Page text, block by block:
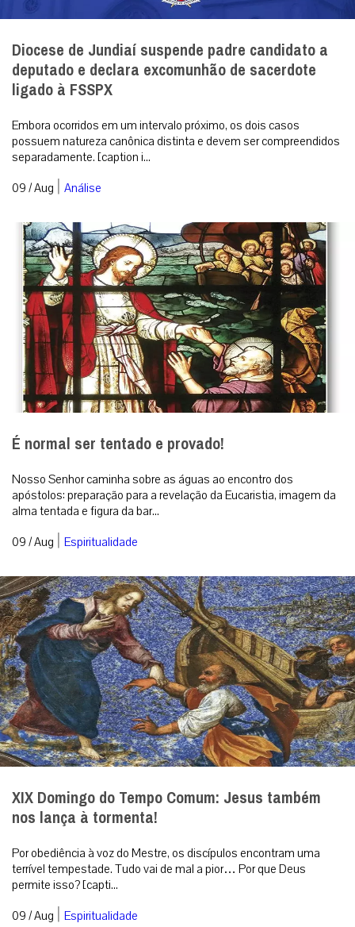
Diocese de Jundiaí suspende padre candidato a
deputado e declara excomunhão de sacerdote
ligado à FSSPX
Embora ocorridos em um intervalo próximo, os dois casos
possuem natureza canônica distinta e devem ser compreendidos
separadamente. [caption i...
09 / Aug | Análise
É normal ser tentado e provado!
Nosso Senhor caminha sobre as águas ao encontro dos
apóstolos: preparação para a revelação da Eucaristia, imagem da
alma tentada e figura da bar...
09 / Aug | Espiritualidade
XIX Domingo do Tempo Comum: Jesus também
nos lança à tormenta!
Por obediência à voz do Mestre, os discípulos encontram uma
terrível tempestade. Tudo vai de mal a pior… Por que Deus
permite isso? [capti...
09 / Aug | Espiritualidade